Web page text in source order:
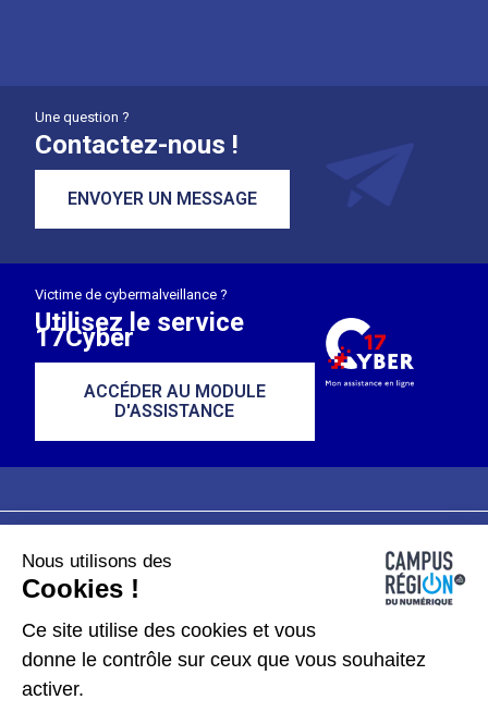
Une question ?
Contactez-nous !
ENVOYER UN MESSAGE
Victime de cybermalveillance ?
Utilisez le service
17Cyber
ACCÉDER AU MODULE
D'ASSISTANCE
Plan du site
Données personnelles
Gérer les cookies
Nous utilisons des
Cookies !
Ce site utilise des cookies et vous
donne le contrôle sur ceux que vous souhaitez
activer.